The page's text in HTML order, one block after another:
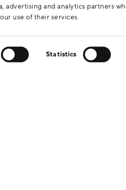
advertising and analytics partners
use of their services.
Statistics